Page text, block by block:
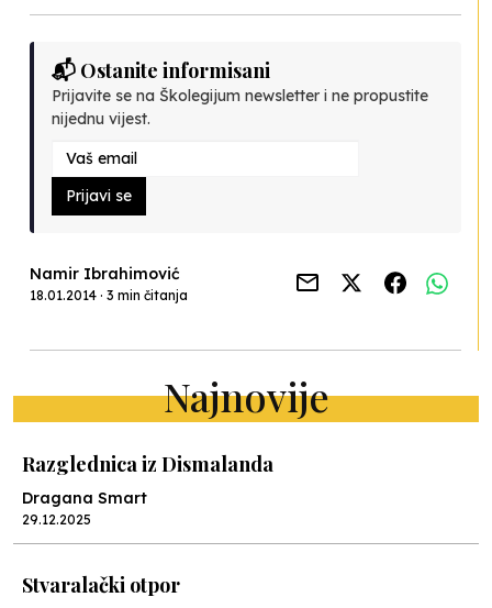
📬 Ostanite informisani
Prijavite se na Školegijum newsletter i ne propustite
nijednu vijest.
Prijavi se
Namir Ibrahimović
18.01.2014 · 3 min čitanja
Najnovije
Razglednica iz Dismalanda
Dragana Smart
29.12.2025
Stvaralački otpor